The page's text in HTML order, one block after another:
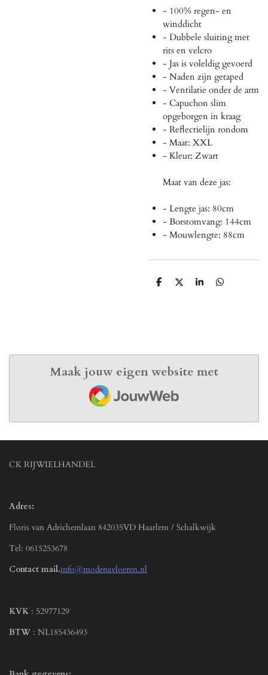
- 100% regen- en
winddicht
- Dubbele sluiting met
rits en velcro
- Jas is voleldig gevoerd
- Naden zijn getaped
- Ventilatie onder de arm
- Capuchon slim
opgeborgen in kraag
- Reflectielijn rondom
- Maat: XXL
- Kleur: Zwart
Maat van deze jas:
- Lengte jas: 80cm
- Borstomvang: 144cm
- Mouwlengte: 88cm
D
D
S
D
Maak jouw eigen website met
JouwWeb
CK RIJWIELHANDEL
Adres:
Floris van Adrichemlaan 842035VD Haarlem / Schalkwijk
Tel: 0615253678
Contact mail.info@modenavloeren.nl
KVK : 52977129
BTW : NL185436493